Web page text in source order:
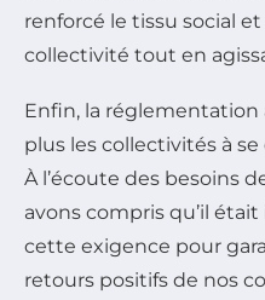
renforcé le tissu social
collectivité tout en
Enfin, la
plus les collectivités à se
À l’écoute des besoins
avons compris qu’il
cette exigence pour
retours positifs de nos